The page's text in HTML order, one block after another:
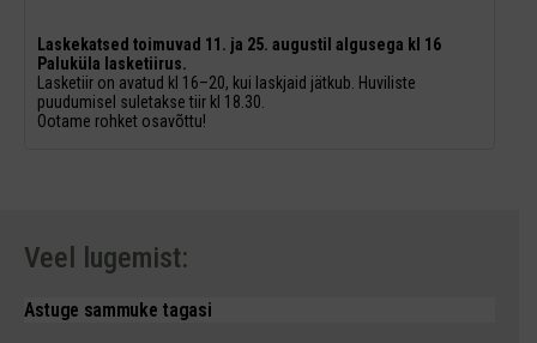
Laskekatsed toimuvad 11. ja 25. augustil algusega kl 16
Paluküla lasketiirus.
Lasketiir on avatud kl 16–20, kui laskjaid jätkub. Huviliste
puudumisel suletakse tiir kl 18.30.
Ootame rohket osavõttu!
Veel lugemist:
Astuge sammuke tagasi